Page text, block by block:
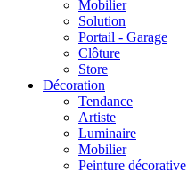
Mobilier
Solution
Portail - Garage
Clôture
Store
Décoration
Tendance
Artiste
Luminaire
Mobilier
Peinture décorative